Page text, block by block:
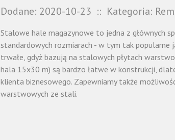
Dodane: 2020-10-23 :: Kategoria:
Stalowe hale magazynowe to jedna z głównych
standardowych rozmiarach - w tym tak popularne
trwałe, gdyż bazują na stalowych płytach
hala 15x30 m) są bardzo łatwe w konstrukcji,
klienta biznesowego. Zapewniamy także
warstwowych ze stali.